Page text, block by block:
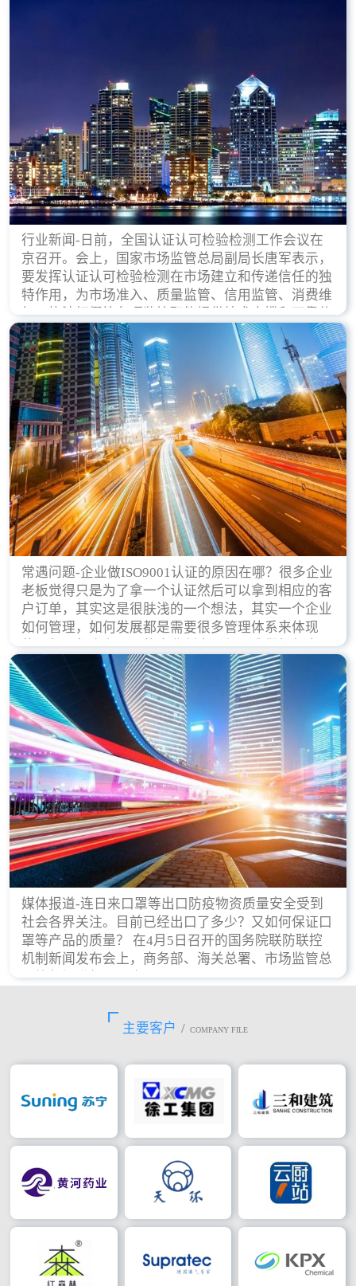
行业新闻-日前，全国认证认可检验检测工作会议在
京召开。会上，国家市场监管总局副局长唐军表示，
要发挥认证认可检验检测在市场建立和传递信任的独
特作用，为市场准入、质量监管、信用监管、消费维
权、执法打假等各项监管职能提供技术支撑和可靠依
据。
常遇问题-企业做ISO9001认证的原因在哪？很多企业
老板觉得只是为了拿一个认证然后可以拿到相应的客
户订单，其实这是很肤浅的一个想法，其实一个企业
如何管理，如何发展都是需要很多管理体系来体现
的，每天都会有不同的企业创立，但是我们如何去证
实一个企业的合法，有质量保证了？这就是ISO9001
认证体现价值的时候，那么键锋小编就来细说下企业
做ISO9001认证的根本原因。
媒体报道-连日来口罩等出口防疫物资质量安全受到
社会各界关注。目前已经出口了多少？又如何保证口
罩等产品的质量？ 在4月5日召开的国务院联防联控
机制新闻发布会上，商务部、海关总署、市场监管总
局等部门进行了回应。
主要客户 / COMPANY FILE